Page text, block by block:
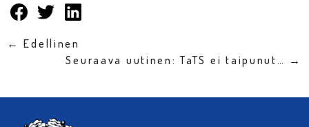
← Edellinen
Seuraava uutinen: TaTS ei taipunut… →